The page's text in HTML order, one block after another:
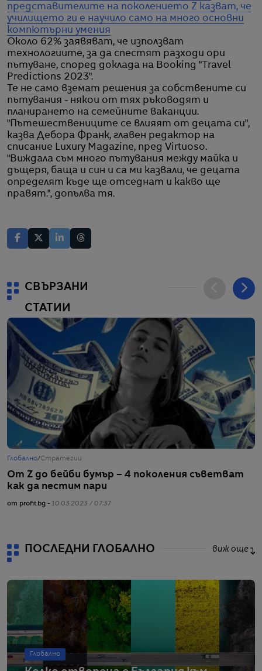
представителите на поколението Z казват, че
училището ги е научило само на много основни
компютърни умения
Около 62% заявяват, че използват
технологиите, за да спестят разходи ори
пътуване, според доклада на Booking "Travel
Predictions 2023".
Те не само вземат решения за собствените си
пътувания - някои от тях ръководят и
планирането на семейните ваканции.
"Пътешествениците се влияят от децата си",
казва Дебора Франк, главен редактор на
списание Luxury Magazine, пред Virtuoso.
"Виждала съм много пътувания между майка и
дъщеря, баща и син и са ми казвали, че децата
определят къде ще отседнат и какво ще
правят.", допълва тя.
СВЪРЗАНИ
СТАТИИ
Глобално/Стратегии
От Z до бейби бумър – 4 поколения съветват
как да пестим пари
от profit.bg - 10.03.2023 / 07:37
ПОСЛЕДНИ ГЛОБАЛНО виж още
Глобално